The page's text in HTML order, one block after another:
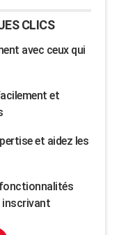
CLICS
avec ceux qui
et
et aidez les
inscrivant